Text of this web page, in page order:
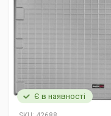
Є в наявності